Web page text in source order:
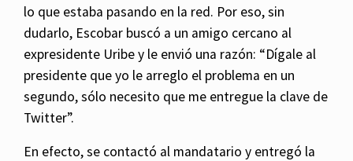
lo que estaba pasando en la red. Por eso, sin
dudarlo, Escobar buscó a un amigo cercano al
expresidente Uribe y le envió una razón: “Dígale al
presidente que yo le arreglo el problema en un
segundo, sólo necesito que me entregue la clave de
Twitter”.
En efecto, se contactó al mandatario y entregó la